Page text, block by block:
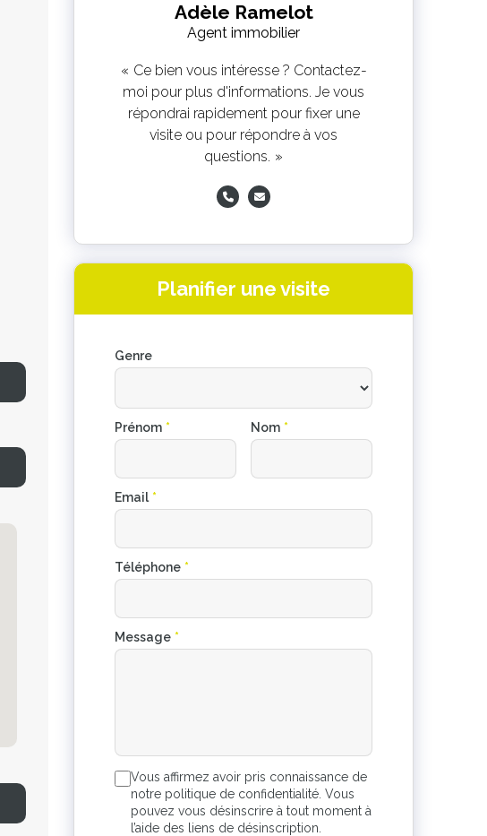
Adèle Ramelot
Agent immobilier
Ce bien vous intéresse ? Contactez-
moi pour plus d'informations. Je vous
répondrai rapidement pour fixer une
visite ou pour répondre à vos
questions.
Planifier une visite
Genre
Prénom * Nom *
Email *
Téléphone *
Message *
Vous affirmez avoir pris connaissance de
notre politique de confidentialité. Vous
pouvez vous désinscrire à tout moment à
l’aide des liens de désinscription.